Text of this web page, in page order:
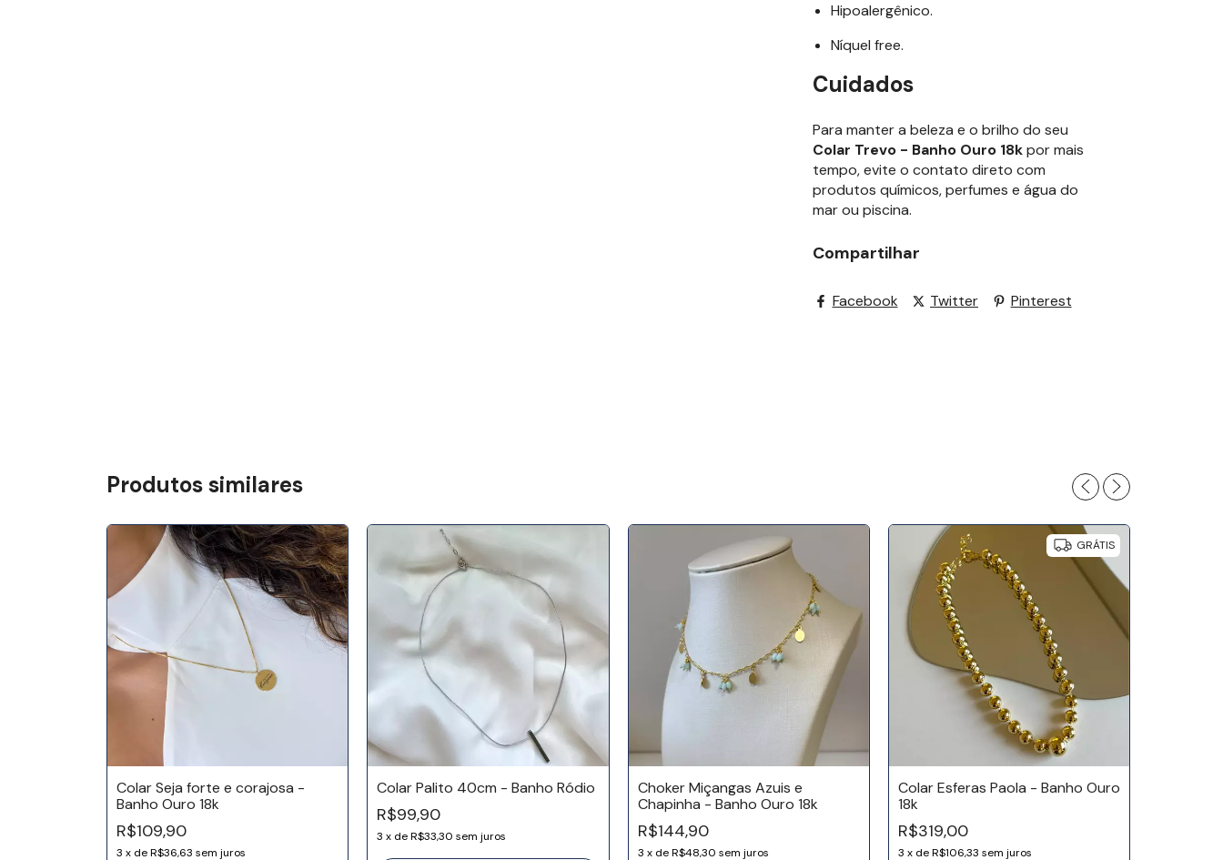
Hipoalergênico.
Níquel free.
Cuidados
Para manter a beleza e o brilho do seu
Colar Trevo - Banho Ouro 18kpor mais
tempo, evite o contato direto com
produtos químicos, perfumes e água do
mar ou piscina.
Compartilhar
Facebook Twitter Pinterest
Produtos similares
Colar Seja forte e corajosa -
Banho Ouro 18k
R$109,90
3 x deR$36,63 sem juros
Colar Palito 40cm - Banho Ródio
R$99,90
3 x deR$33,30 sem juros
Choker Miçangas Azuis e
Chapinha - Banho Ouro 18k
R$144,90
3 x deR$48,30 sem juros
GRÁTIS
Colar Esferas Paola - Banho Ouro
18k
R$319,00
3 x deR$106,33 sem juros